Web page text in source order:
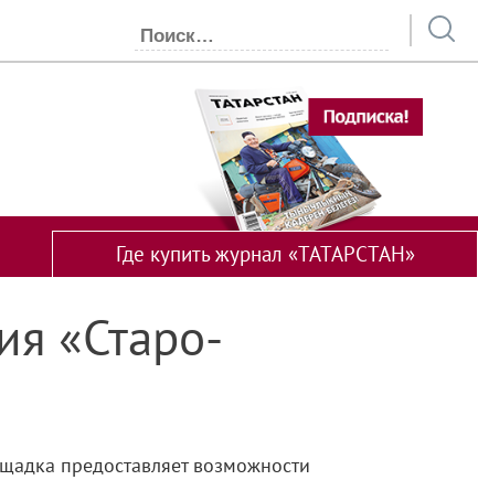
Где купить журнал «ТАТАРСТАН»
«Старо-
предоставляет возможности